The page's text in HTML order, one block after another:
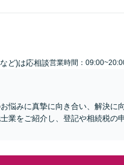
ど)は応相談営業時間：
悩みに真摯に向き合い、解決に
業をご紹介し、登記や相続税の